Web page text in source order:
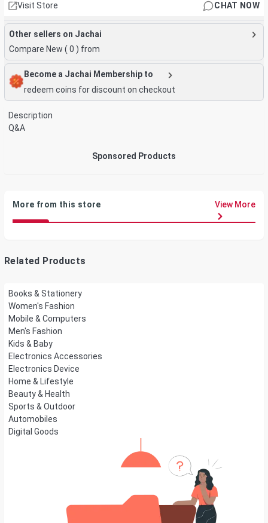
Visit Store CHAT NOW
Other sellers on Jachai
Compare New ( 0 ) from
Become a Jachai Membership to
redeem coins for discount on checkout
Description
Q&A
Sponsored Products
More from this store View More
Related Products
Books & Stationery
Women's Fashion
Mobile & Computers
Men's Fashion
Kids & Baby
Electronics Accessories
Electronics Device
Home & Lifestyle
Beauty & Health
Sports & Outdoor
Automobiles
Digital Goods